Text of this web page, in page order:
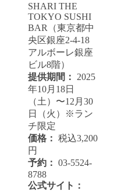
SHARI THE
TOKYO SUSHI
BAR（東京都中
央区銀座2-4-18
アルボーレ銀座
ビル8階）
提供期間：
2025
年10月18日
（土）〜12月30
日（火）※ラン
チ限定
価格： 税込3,200
円
予約： 03-5524-
8788
公式サイト：